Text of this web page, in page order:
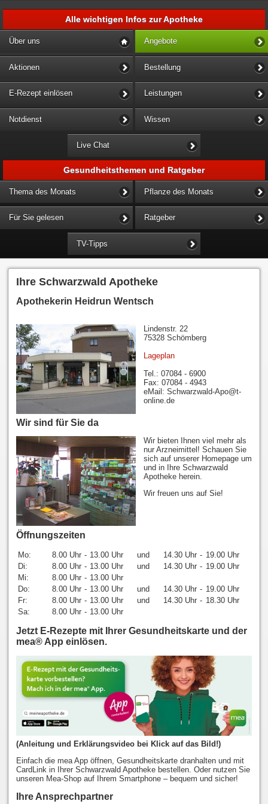
Alle wichtigen Infos zur Apotheke
Über uns Angebote
Aktionen Bestellung
E-Rezept einlösen Leistungen
Notdienst Wissen
Live Chat
Gesundheitsthemen und Ratgeber
Thema des Monats Pflanze des Monats
Für Sie gelesen Ratgeber
TV-Tipps
Ihre Schwarzwald Apotheke
Apothekerin Heidrun Wentsch
Lindenstr. 22
75328 Schömberg
Lageplan
Tel.: 07084 - 6900
Fax: 07084 - 4943
eMail: Schwarzwald-Apo@t-
online.de
Wir sind für Sie da
Wir bieten Ihnen viel mehr als
nur Arzneimittel! Schauen Sie
sich auf unserer Homepage um
und in Ihre Schwarzwald
Apotheke herein.
Wir freuen uns auf Sie!
Öffnungszeiten
Mo: 8.00 Uhr - 13.00 Uhr und 14.30 Uhr - 19.00 Uhr
Di:
8.00 Uhr - 13.00 Uhr und 14.30 Uhr - 19.00 Uhr
Mi:
8.00 Uhr - 13.00 Uhr
Do:
8.00 Uhr - 13.00 Uhr und 14.30 Uhr - 19.00 Uhr
Fr:
8.00 Uhr - 13.00 Uhr und 14.30 Uhr - 18.30 Uhr
Sa:
8.00 Uhr - 13.00 Uhr
Jetzt E-Rezepte mit Ihrer Gesundheitskarte und der
mea® App einlösen.
(Anleitung und Erklärungsvideo bei Klick auf das Bild!)
Einfach die mea App öffnen, Gesundheitskarte dranhalten und mit
CardLink in Ihrer Schwarzwald Apotheke bestellen. Oder nutzen Sie
unseren Mea-Shop auf Ihrem Smartphone – bequem und sicher!
Ihre Ansprechpartner